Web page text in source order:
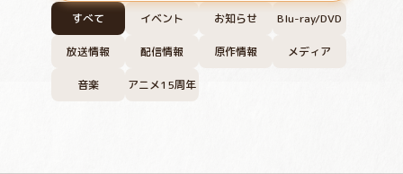
すべて イベント お知らせ Blu-ray/DVD
放送情報 配信情報 原作情報 メディア
音楽 アニメ15周年